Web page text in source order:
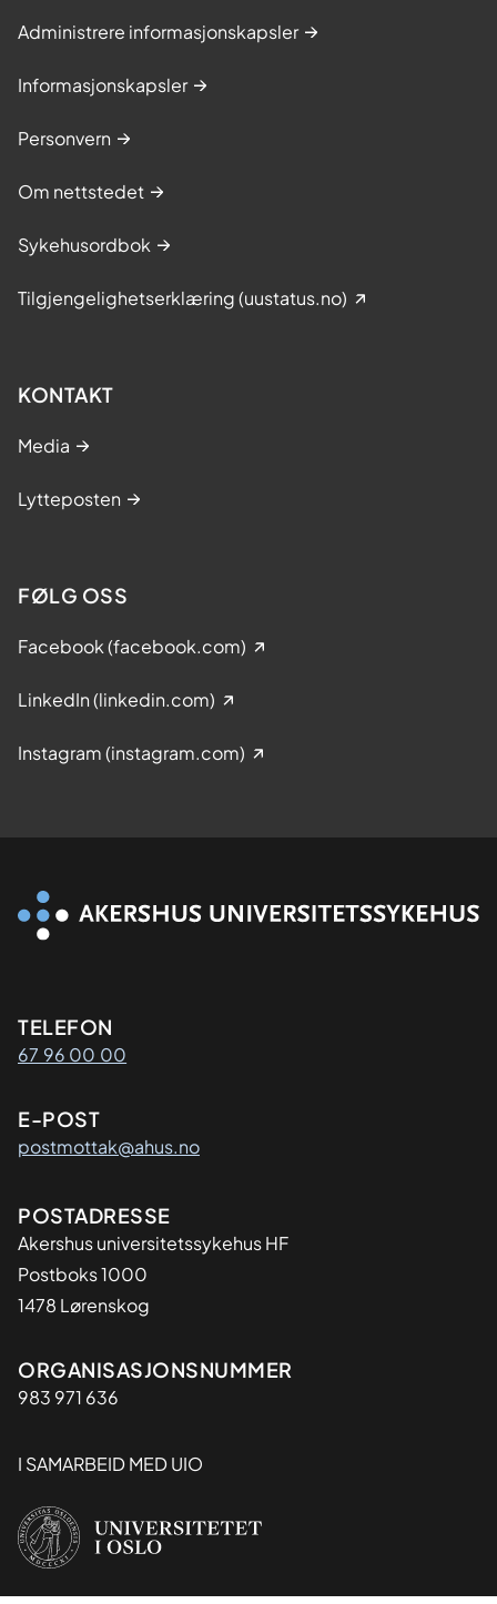
Administrere informasjonskapsler
Informasjonskapsler
Personvern
Om nettstedet
Sykehusordbok
Tilgjengelighetserklæring (uustatus.no)
KONTAKT
Media
Lytteposten
FØLG OSS
Facebook (facebook.com)
LinkedIn (linkedin.com)
Instagram (instagram.com)
Kontaktinformasjon
TELEFON
67 96 00 00
E-POST
postmottak@ahus.no
Adresse
POSTADRESSE
Akershus universitetssykehus HF
Postboks 1000
1478 Lørenskog
Organisasjon
ORGANISASJONSNUMMER
983 971 636
I SAMARBEID MED UIO